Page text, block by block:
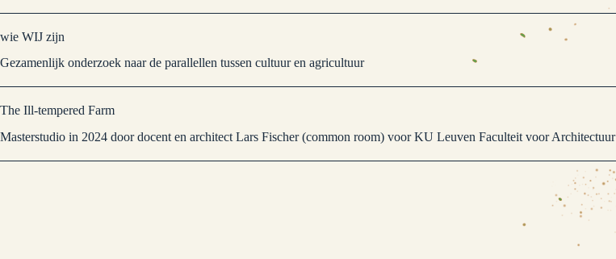
wie WIJ zijn
Gezamenlijk onderzoek naar de parallellen tussen cultuur en agricultuur
The Ill-tempered Farm
Masterstudio in 2024 door docent en architect Lars Fischer (common room) voor KU Leuven Faculteit voor Architectuur